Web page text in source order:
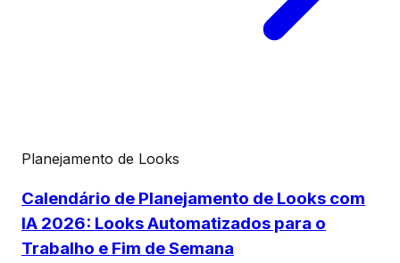
Planejamento de Looks
Calendário de Planejamento de Looks com
IA 2026: Looks Automatizados para o
Trabalho e Fim de Semana